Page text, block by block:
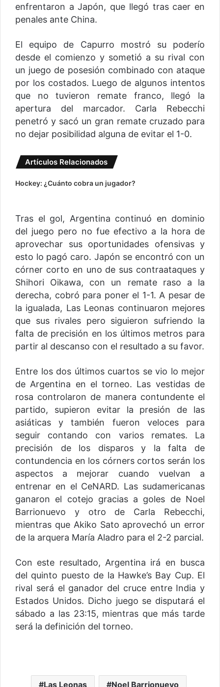
enfrentaron a Japón, que llegó tras caer en
penales ante China.
El equipo de Capurro mostró su poderío
desde el comienzo y sometió a su rival con
un juego de posesión combinado con ataque
por los costados. Luego de algunos intentos
que no tuvieron remate franco, llegó la
apertura del marcador. Carla Rebecchi
penetró y sacó un gran remate cruzado para
no dejar posibilidad alguna de evitar el 1-0.
Artículos Relacionados
Hockey: ¿Cuánto cobra un jugador?
Tras el gol, Argentina continuó en dominio
del juego pero no fue efectivo a la hora de
aprovechar sus oportunidades ofensivas y
esto lo pagó caro. Japón se encontró con un
córner corto en uno de sus contraataques y
Shihori Oikawa, con un remate raso a la
derecha, cobró para poner el 1-1. A pesar de
la igualada, Las Leonas continuaron mejores
que sus rivales pero siguieron sufriendo la
falta de precisión en los últimos metros para
partir al descanso con el resultado a su favor.
Entre los dos últimos cuartos se vio lo mejor
de Argentina en el torneo. Las vestidas de
rosa controlaron de manera contundente el
partido, supieron evitar la presión de las
asiáticas y también fueron veloces para
seguir contando con varios remates. La
precisión de los disparos y la falta de
contundencia en los córners cortos serán los
aspectos a mejorar cuando vuelvan a
entrenar en el CeNARD. Las sudamericanas
ganaron el cotejo gracias a goles de Noel
Barrionuevo y otro de Carla Rebecchi,
mientras que Akiko Sato aprovechó un error
de la arquera María Aladro para el 2-2 parcial.
Con este resultado, Argentina irá en busca
del quinto puesto de la Hawke’s Bay Cup. El
rival será el ganador del cruce entre India y
Estados Unidos. Dicho juego se disputará el
sábado a las 23:15, mientras que más tarde
será la definición del torneo.
Las Leonas Noel Barrionuevo